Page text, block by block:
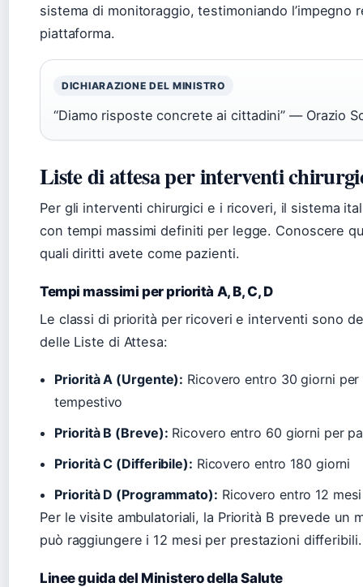
sistema di monitoraggio, testimoniando l’impegno
piattaforma.
DICHIARAZIONE DEL MINISTRO
“Diamo risposte concrete ai cittadini” — Orazio
Liste di attesa per interventi
Per gli interventi chirurgici e i ricoveri, il sistema
con tempi massimi definiti per legge. Conoscere
quali diritti avete come pazienti.
Tempi massimi per priorità A, B, C, D
Le classi di priorità per ricoveri e interventi sono
delle Liste di Attesa:
Priorità A (Urgente): Ricovero entro 30 giorni
tempestivo
Priorità B (Breve): Ricovero entro 60 giorni per
Priorità C (Differibile): Ricovero entro 180 giorni
Priorità D (Programmato): Ricovero entro 12
Per le visite ambulatoriali, la Priorità B prevede un
può raggiungere i 12 mesi per prestazioni differibili.
Linee guida del Ministero della Salute